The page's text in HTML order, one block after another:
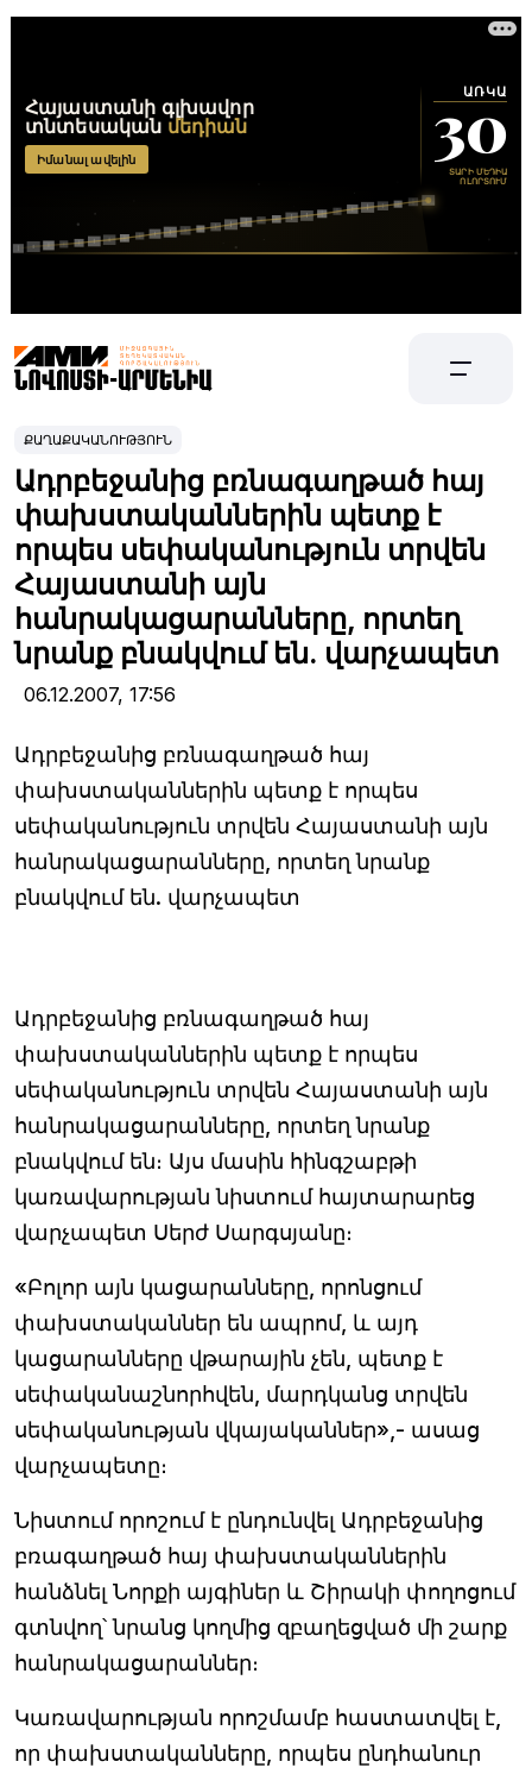
ՔԱՂԱՔԱԿԱՆՈՒԹՅՈՒՆ
Ադրբեջանից բռնագաղթած հայ
փախստականներին պետք է
որպես սեփականություն տրվեն
Հայաստանի այն
հանրակացարանները, որտեղ
նրանք բնակվում են. վարչապետ
06.12.2007, 17:56
Ադրբեջանից բռնագաղթած հայ
փախստականներին պետք է որպես
սեփականություն տրվեն Հայաստանի այն
հանրակացարանները, որտեղ նրանք
բնակվում են. վարչապետ
Ադրբեջանից բռնագաղթած հայ
փախստականներին պետք է որպես
սեփականություն տրվեն Հայաստանի այն
հանրակացարանները, որտեղ նրանք
բնակվում են։ Այս մասին հինգշաբթի
կառավարության նիստում հայտարարեց
վարչապետ Սերժ Սարգսյանը։
«Բոլոր այն կացարանները, որոնցում
փախստականներ են ապրոմ, և այդ
կացարանները վթարային չեն, պետք է
սեփականաշնորհվեն, մարդկանց տրվեն
սեփականության վկայականներ»,- ասաց
վարչապետը։
Նիստում որոշում է ընդունվել Ադրբեջանից
բռագաղթած հայ փախստականներին
հանձնել Նորքի այգիներ և Շիրակի փողոցում
գտնվող՝ նրանց կողմից զբաղեցված մի շարք
հանրակացարաններ։
Կառավարության որոշմամբ հաստատվել է,
որ փախստականները, որպես ընդհանուր